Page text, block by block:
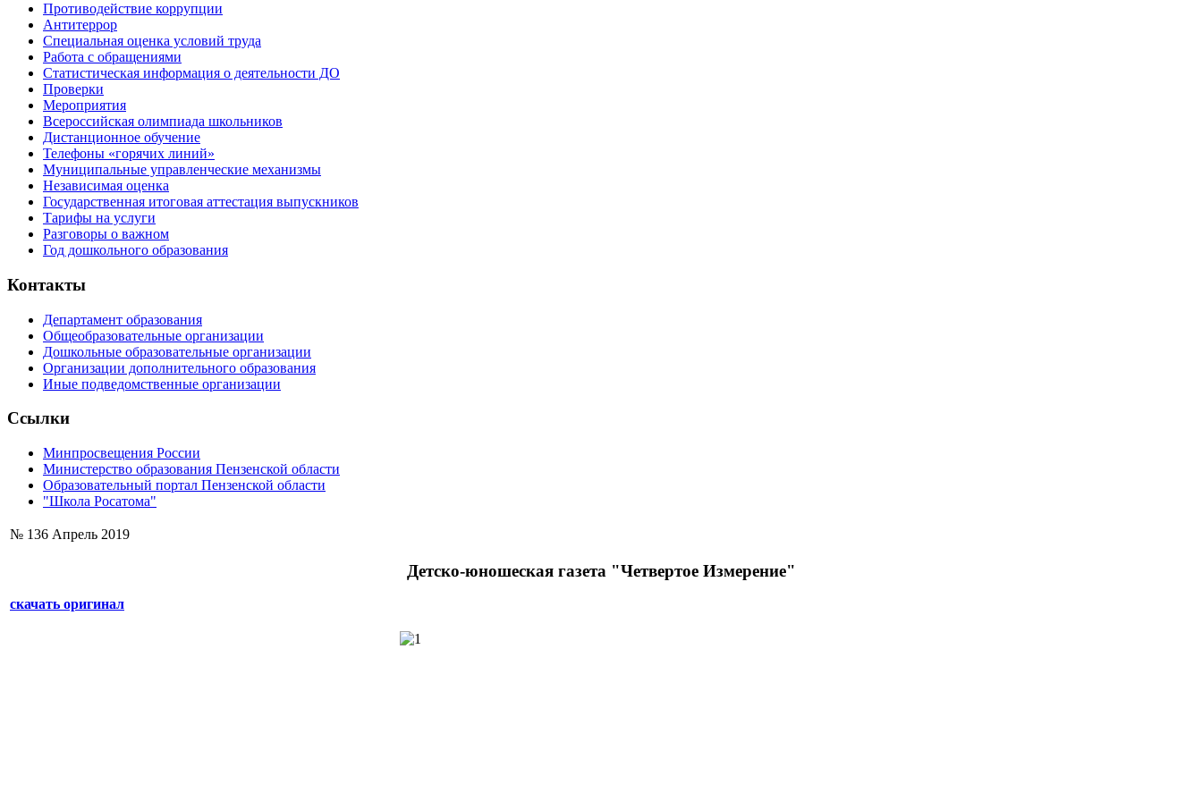
Противодействие коррупции
Антитеррор
Специальная оценка условий труда
Работа с обращениями
Статистическая информация о деятельности ДО
Проверки
Мероприятия
Всероссийская олимпиада школьников
Дистанционное обучение
Телефоны «горячих линий»
Муниципальные управленческие механизмы
Независимая оценка
Государственная итоговая аттестация выпускников
Тарифы на услуги
Разговоры о важном
Год дошкольного образования
Контакты
Департамент образования
Общеобразовательные организации
Дошкольные образовательные организации
Организации дополнительного образования
Иные подведомственные организации
Ссылки
Минпросвещения России
Министерство образования Пензенской области
Образовательный портал Пензенской области
"Школа Росатома"
№ 136 Апрель 2019
Детско-юношеская газета "Четвертое Измерение"
скачать оригинал